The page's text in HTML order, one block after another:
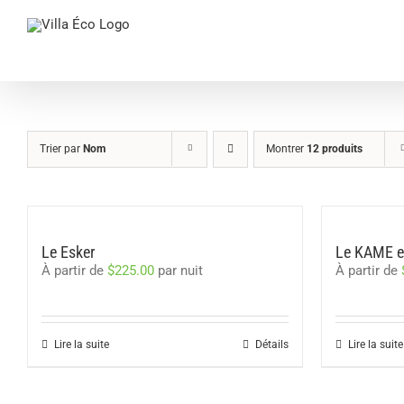
Trier par Nom Montrer 12 produits
Le Esker
À partir de $225.00 par nuit
Lire la suite Détails
Le KAME
À partir de
Lire la suite